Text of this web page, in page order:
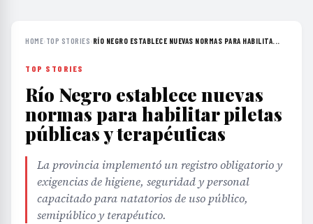
HOME› TOP STORIES› RÍO NEGRO ESTABLECE NUEVAS NORMAS PARA HABILITA...
TOP STORIES
Río Negro establece nuevas
normas para habilitar piletas
públicas y terapéuticas
La provincia implementó un registro obligatorio y
exigencias de higiene, seguridad y personal
capacitado para natatorios de uso público,
semipúblico y terapéutico.